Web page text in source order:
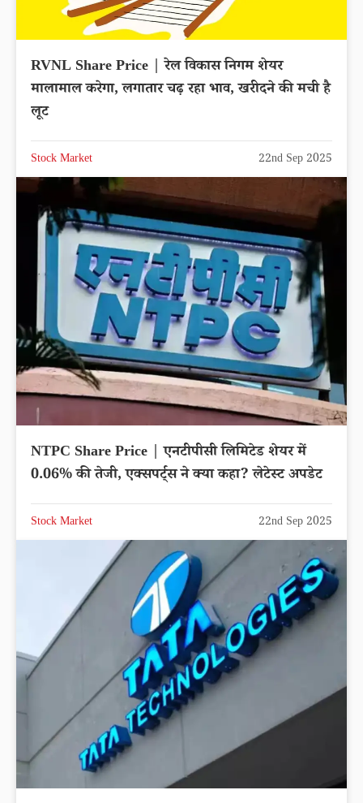
RVNL Share Price | रेल विकास निगम शेयर
मालामाल करेगा, लगातार चढ़ रहा भाव, खरीदने की मची है
लूट
Stock Market 22nd Sep 2025
NTPC Share Price | एनटीपीसी लिमिटेड शेयर में
0.06% की तेजी, एक्सपर्ट्स ने क्या कहा? लेटेस्ट अपडेट
Stock Market 22nd Sep 2025